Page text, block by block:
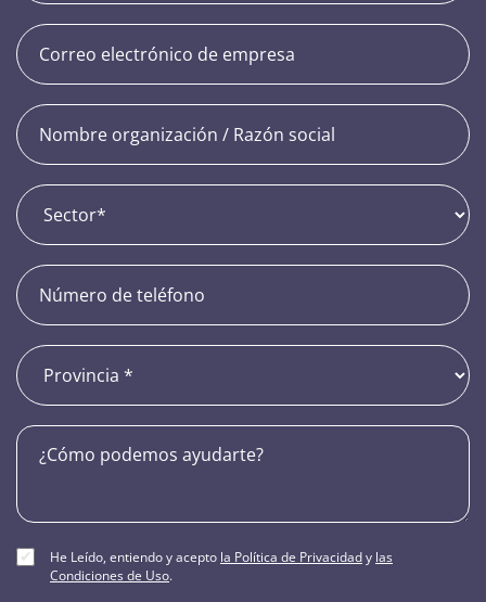
He Leído, entiendo y acepto la Política de Privacidady las
Condiciones de Uso.